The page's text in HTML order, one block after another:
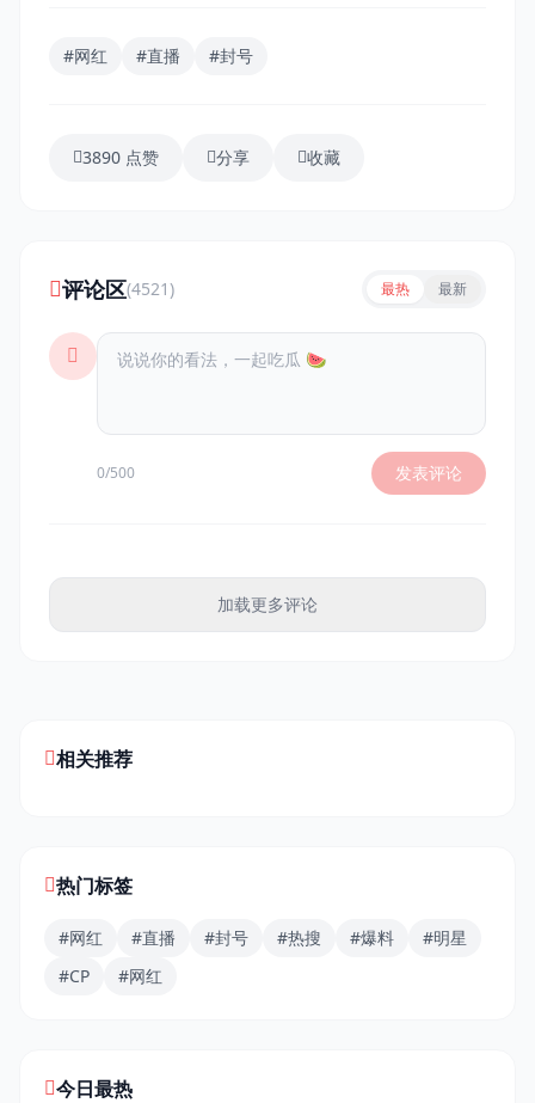
#网红 #直播 #封号
3890 点赞 分享 收藏
评论区(4521) 最热 最新
0/500 发表评论
加载更多评论
相关推荐
热门标签
#网红 #直播 #封号 #热搜 #爆料
#明星
#CP
#网红
今日最热